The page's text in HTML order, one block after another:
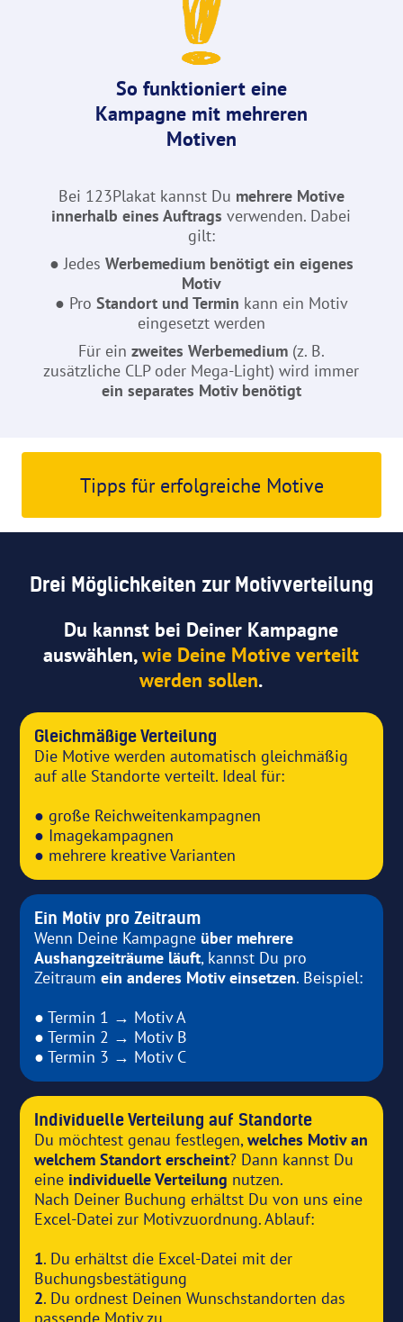
So funktioniert eine
Kampagne mit mehreren
Motiven
Bei 123Plakat kannst Du mehrere Motive
innerhalb eines Auftrags verwenden. Dabei
gilt:
● Jedes Werbemedium benötigt ein eigenes
Motiv
● Pro Standort und Termin kann ein Motiv
eingesetzt werden
Für ein zweites Werbemedium(z. B.
zusätzliche CLP oder Mega-Light) wird immer
ein separates Motiv benötigt
Tipps für erfolgreiche Motive
Drei Möglichkeiten zur Motivverteilung
Du kannst bei Deiner Kampagne
auswählen,wie Deine Motive verteilt
werden sollen.
Gleichmäßige Verteilung
Die Motive werden automatisch gleichmäßig
auf alle Standorte verteilt. Ideal für:
● große Reichweitenkampagnen
● Imagekampagnen
● mehrere kreative Varianten
Ein Motiv pro Zeitraum
Wenn Deine Kampagne über mehrere
Aushangzeiträume läuft, kannst Du pro
Zeitraumein anderes Motiv einsetzen. Beispiel:
● Termin 1 → Motiv A
● Termin 2 → Motiv B
● Termin 3 → Motiv C
Individuelle Verteilung auf Standorte
Du möchtest genau festlegen,welches Motiv an
welchem Standort erscheint? Dann kannst Du
eine individuelle Verteilung nutzen.
Nach Deiner Buchung erhältst Du von uns eine
Excel-Datei zur Motivzuordnung. Ablauf:
1. Du erhältst die Excel-Datei mit der
Buchungsbestätigung
2. Du ordnest Deinen Wunschstandorten das